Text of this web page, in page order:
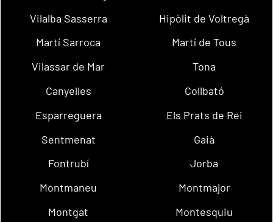
Vilalba Sasserra
Hipòlit de Voltregà
Martí Sarroca
Martí de Tous
Vilassar de Mar
Tona
Canyelles
Collbató
Esparreguera
Els Prats de Rei
Sentmenat
Gaià
Fontrubí
Jorba
Montmaneu
Montmajor
Montgat
Montesquiu